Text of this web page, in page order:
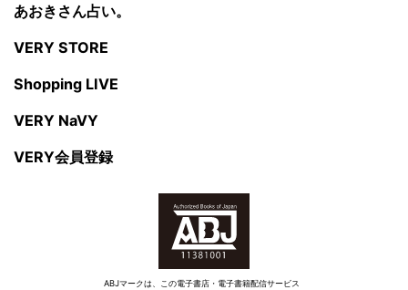
あおきさん占い。
VERY STORE
Shopping LIVE
VERY NaVY
VERY会員登録
ABJマークは、この電子書店・電子書籍配信サービス